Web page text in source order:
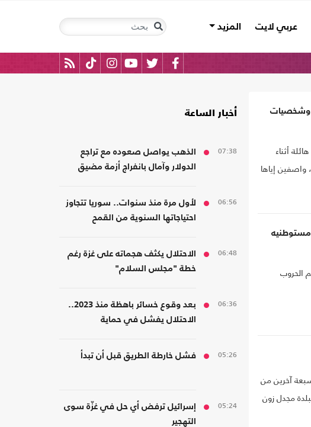
عربي لايت المزيد
وشخصيات
أثناء
واصفين إياها
حماية مستوطنيه
الحروب
آخرين من
مجدل زون
أخبار الساعة
07:38
الذهب يواصل صعوده مع تراجع
الدولار وآمال بانفراج أزمة مضيق
06:56
لأول مرة منذ سنوات.. سوريا تتجاوز
احتياجاتها السنوية من القمح
06:48
الاحتلال يكثف هجماته على غزة رغم
خطة "مجلس السلام"
06:36
بعد وقوع خسائر باهظة منذ 2023..
الاحتلال يفشل في حماية
05:26 فشل خارطة الطريق قبل أن تبدأ
05:24
إسرائيل ترفض أي حل في غزّة سوى
التهجير